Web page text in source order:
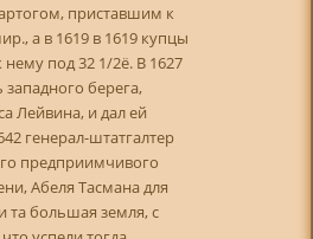
приставшим к
а в 1619 в 1619 купцы
под 32 1/2ё. В 1627
берега,
Лейвина, и дал ей
генерал-штатгалтер
предприимчивого
Абеля Тасмана для
та большая земля, с